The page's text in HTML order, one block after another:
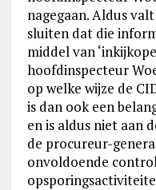
nagegaan. Aldus
sluiten dat die
middel van
hoofdinspecteur
op welke wijze de
is dan ook een
en is aldus niet aan
de procureur-
onvoldoende